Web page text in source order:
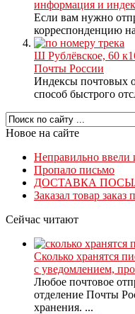
информация и
Если вам нужно
корреспонденцию
Ш Рублёвское, 60
Почты России
Индексы почтовых
способ быстрого
Новое на сайте
Неправильно ввели
Пропало письмо
ДОСТАВКА
Заказал товар
Сейчас читают
Сколько хранятся
с уведомлением,
Любое почтовое
отделение Почты
хранения. ...